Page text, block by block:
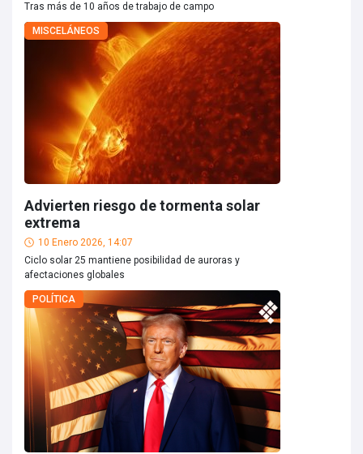
Tras más de 10 años de trabajo de campo
MISCELÁNEOS
Advierten riesgo de tormenta solar
extrema
10 Enero 2026, 14:07
Ciclo solar 25 mantiene posibilidad de auroras y
afectaciones globales
POLÍTICA